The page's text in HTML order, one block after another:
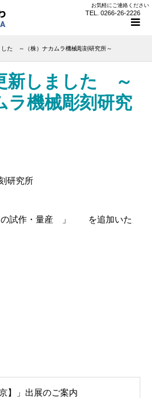
お気軽にご連絡ください
TEL. 0266-26-2226
した ～（株）ナカムラ機械彫刻研究所～
新しました ～
ラ機械彫刻研究
研究所
の試作・量産 」 を追加いた
】」出展のご案内